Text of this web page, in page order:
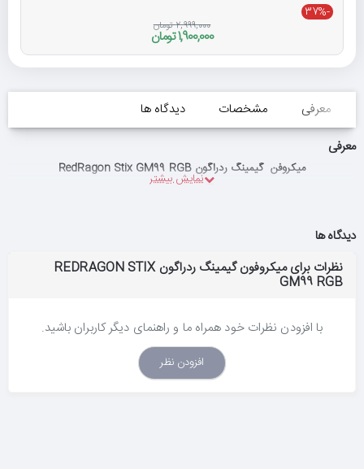
-37%
1,900,000 تومان
2,999,000 تومان
معرفی مشخصات
دیدگاه ها
معرفی
میکروفن گیمینگ ردراگون RedRagon Stix GM99 RGB
دیدگاه ها
نظرات برای میکروفون گیمینگ ردراگون REDRAGON STIX
GM99 RGB
با افزودن نظرات خود همراه ما و راهنمای دیگر کاربران باشید.
افزودن نظر